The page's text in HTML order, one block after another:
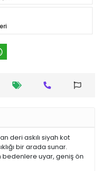
deri askılı siyah kot
bir arada sunar.
bedenlere uyar, geniş ön